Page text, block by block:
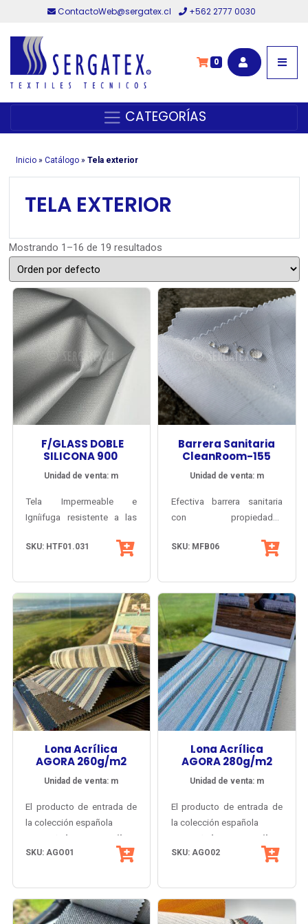
ContactoWeb@sergatex.cl +562 2777 0030
0
CATEGORÍAS
Inicio» Catálogo» Tela exterior
TELA EXTERIOR
Mostrando 1–16 de 19 resultados
F/GLASS DOBLE
SILICONA 900
Unidad de venta: m
Tela Impermeable e
Igníifuga resistente a las
peso 900 g/m2. Tejido
recubierto con Silicona por
ambas caras, con
excelente flexibilidad y muy
alta resistencia térmica.
SKU: HTF01.031
Barrera Sanitaria
CleanRoom-155
Unidad de venta: m
Efectiva barrera sanitaria
con propiedades
Antibacteria AEGIS®
tacto cálido y suave, para
vestuario
clínico/quirúrgico,
laboratorios, industrias
farmacéutica y alimentaria.
SKU: MFB06
Lona Acrílica
AGORA 260g/m2
Unidad de venta: m
El producto de entrada de
la colección española
Agora® de Tuva Textil,
con gran diversidad de
listados y múltiples
posibilidades de
armonización.
Su estructura basada en
fibra acrílica tintada en
la masa
SKU: AGO01
Lona Acrílica
AGORA 280g/m2
Unidad de venta: m
El producto de entrada de
la colección española
Agora® de Tuva Textil,
con gran diversidad de
listados y múltiples
posibilidades de
armonización.
Su estructura basada en
fibra acrílica tintada en
la masa
SKU: AGO02